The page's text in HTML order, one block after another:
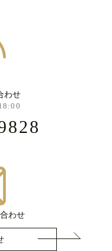
わせ
わせ